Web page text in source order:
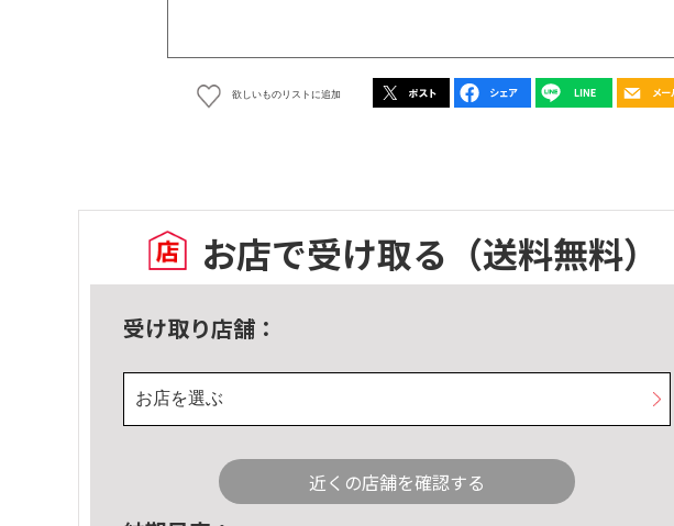
欲しいものリストに追加
お店で受け取る （送料無料）
受け取り店舗：
お店を選ぶ
近くの店舗を確認する